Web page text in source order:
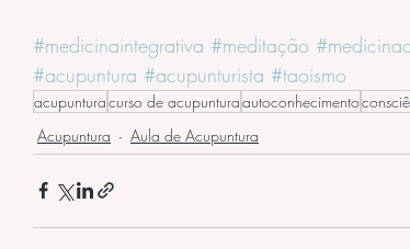
#medicinaintegrativa #meditação
#acupuntura #acupunturista #taoismo
acupunturacurso de acupunturaautoconhecimento
Acupuntura
Aula de Acupuntura